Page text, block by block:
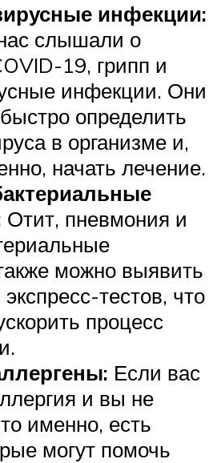
инфекции:
слышали о
19, грипп и
инфекции. Они
определить
в организме и,
начать лечение.
Отит, пневмония и
можно выявить
тестов, что
процесс
Если вас
и вы не
именно, есть
могут помочь